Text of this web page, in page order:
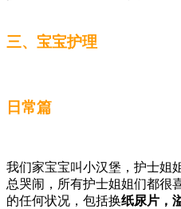
三、宝宝护理
日常篇
我们家宝宝叫小汉堡，护士姐
总哭闹，所有护士姐姐们都很
的任何状况，包括换纸尿片，